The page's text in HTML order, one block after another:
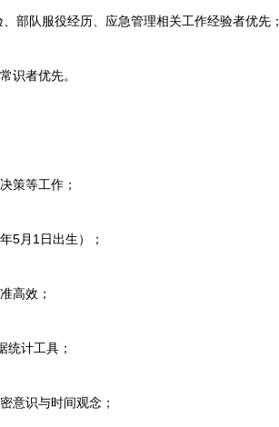
队服役经历、应急管理相关工作经验者优先；
者优先。
策等工作；
月1日出生）；
高效；
计工具；
识与时间观念；